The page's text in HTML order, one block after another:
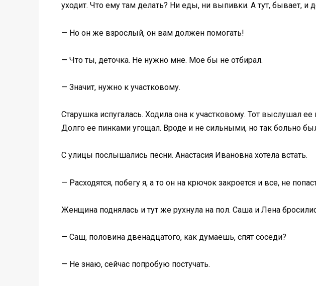
уходит. Что ему там делать? Ни еды, ни выпивки. А тут, бывает, и
— Но он же взрослый, он вам должен помогать!
— Что ты, деточка. Не нужно мне. Мое бы не отбирал.
— Значит, нужно к участковому.
Старушка испугалась. Ходила она к участковому. Тот выслушал
Долго ее пинками угощал. Вроде и не сильными, но так больно
С улицы послышались песни. Анастасия Ивановна хотела встать.
— Расходятся, побегу я, а то он на крючок закроется и все, не
Женщина поднялась и тут же рухнула на пол. Саша и Лена
— Саш, половина двенадцатого, как думаешь, спят соседи?
— Не знаю, сейчас попробую постучать.